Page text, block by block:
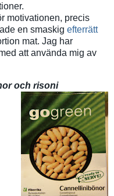
motivationen, precis
en smaskig efterrätt
mat. Jag har
att använda mig av
och risoni